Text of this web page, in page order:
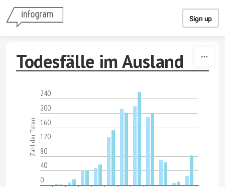
Sign up
Todesfälle im Ausland
240
200
160
120
80
40
0
Zahl der Toten